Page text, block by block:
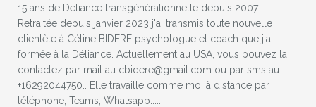
15 ans de Déliance transgénérationnelle depuis 2007
Retraitée depuis janvier 2023 j'ai transmis toute nouvelle
clientèle à Céline BIDERE psychologue et coach que j'ai
formée à la Déliance. Actuellement au USA, vous pouvez la
contactez par mail au cbidere@gmail.com ou par sms au
+16292044750.. Elle travaille comme moi à distance par
téléphone, Teams, Whatsapp....: